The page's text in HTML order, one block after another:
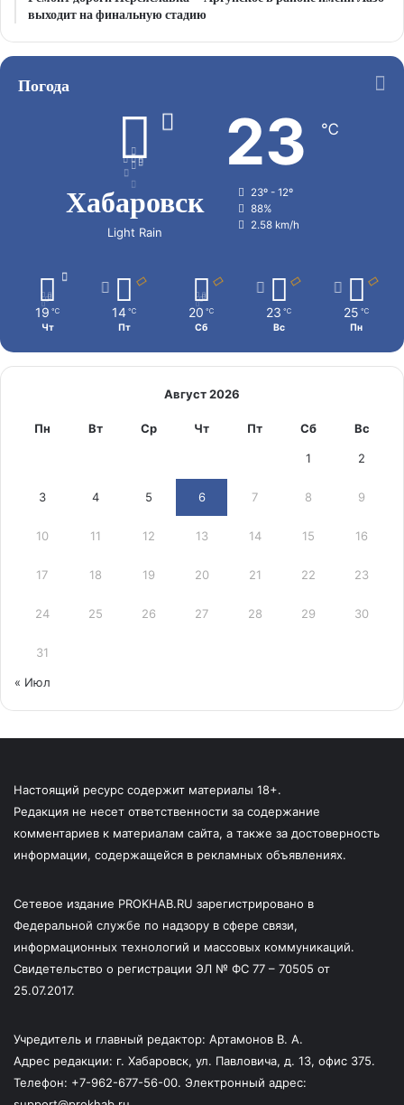
выходит на финальную стадию
Погода
Хабаровск
Light Rain
23 ℃
23º - 12º
88%
2.58 km/h
19 ℃
Чт
14 ℃
Пт
20 ℃
Сб
23 ℃
Вс
25 ℃
Пн
Август 2026
Пн Вт Ср Чт Пт Сб Вс
1 2
3 4 5 6 7 8 9
10 11 12 13 14 15 16
17 18 19 20 21 22 23
24 25 26 27 28 29 30
31
« Июл
Настоящий ресурс содержит материалы 18+.
Редакция не несет ответственности за содержание
комментариев к материалам сайта, а также за достоверность
информации, содержащейся в рекламных объявлениях.
Сетевое издание PROKHAB.RU зарегистрировано в
Федеральной службе по надзору в сфере связи,
информационных технологий и массовых коммуникаций.
Свидетельство о регистрации ЭЛ № ФС 77 – 70505 от
25.07.2017.
Учредитель и главный редактор: Артамонов В. А.
Адрес редакции: г. Хабаровск, ул. Павловича, д. 13, офис 375.
Телефон: +7-962-677-56-00. Электронный адрес: